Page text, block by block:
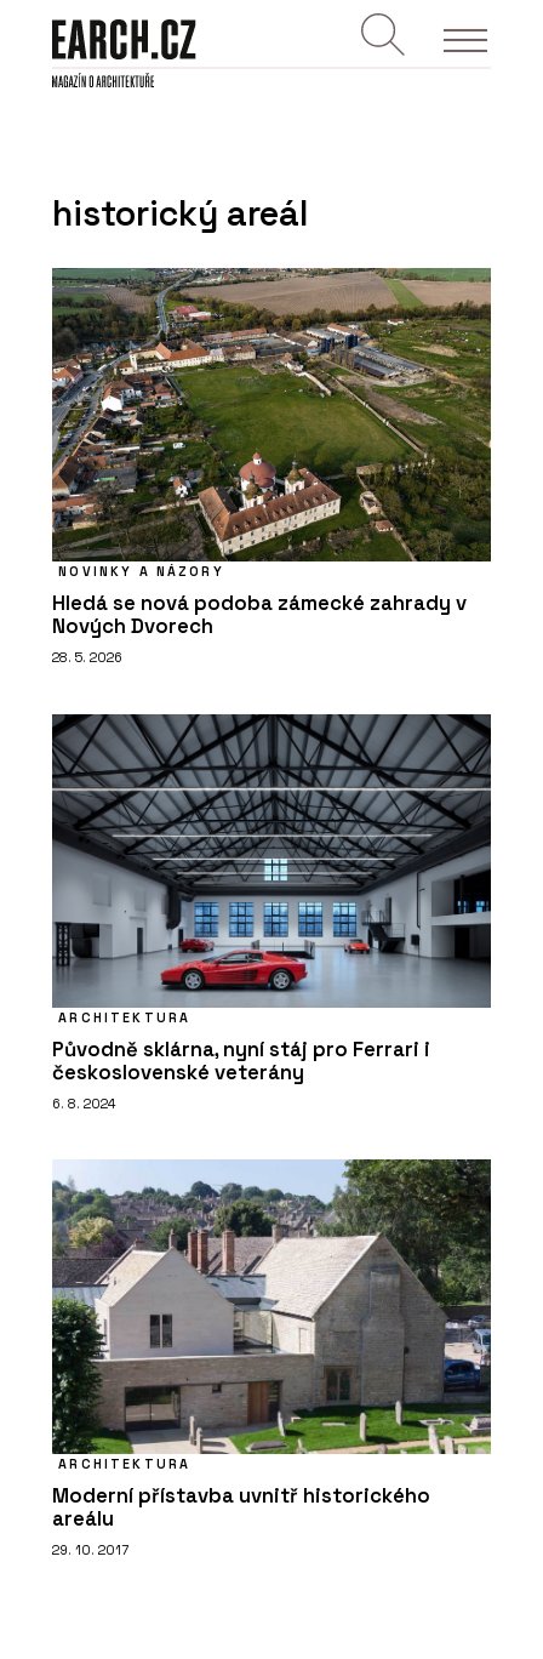
historický areál
NOVINKY A NÁZORY
Hledá se nová podoba zámecké zahrady v
Nových Dvorech
28. 5. 2026
ARCHITEKTURA
Původně sklárna, nyní stáj pro Ferrari i
československé veterány
6. 8. 2024
ARCHITEKTURA
Moderní přístavba uvnitř historického
areálu
29. 10. 2017